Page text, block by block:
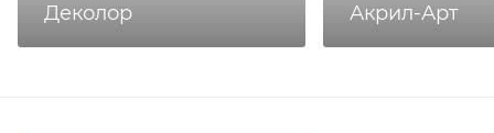
Деколор Акрил-Арт